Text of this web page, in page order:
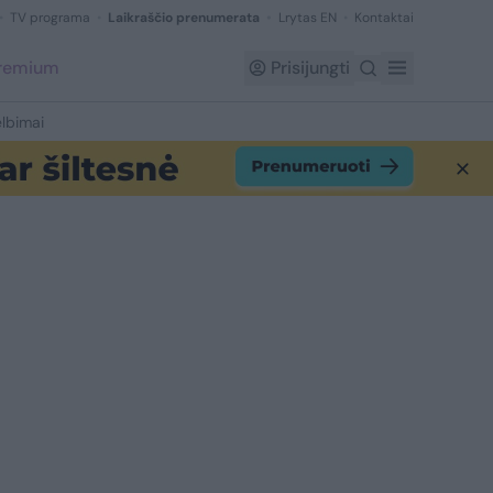
TV programa Laikraščio prenumerata Lrytas EN Kontaktai
Prisijungti